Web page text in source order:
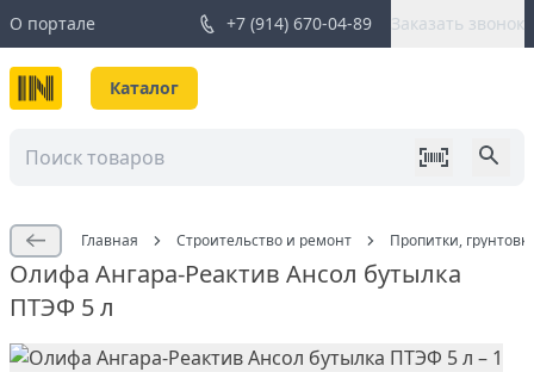
О портале +7 (914) 670-04-89 Заказать звонок
Каталог
Главная Строительство и ремонт Пропитки,
Олифа Ангара-Реактив Ансол бутылка
ПТЭФ 5 л